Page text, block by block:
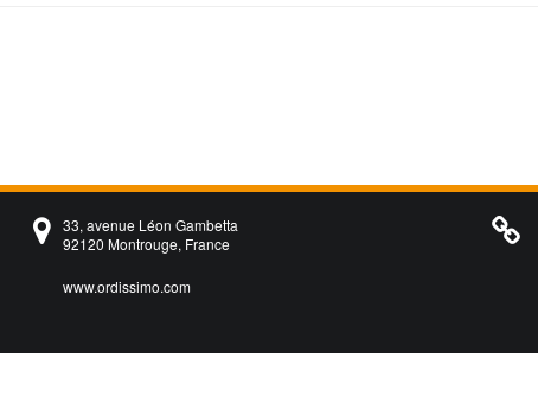
33, avenue Léon Gambetta
92120 Montrouge, France
www.ordissimo.com